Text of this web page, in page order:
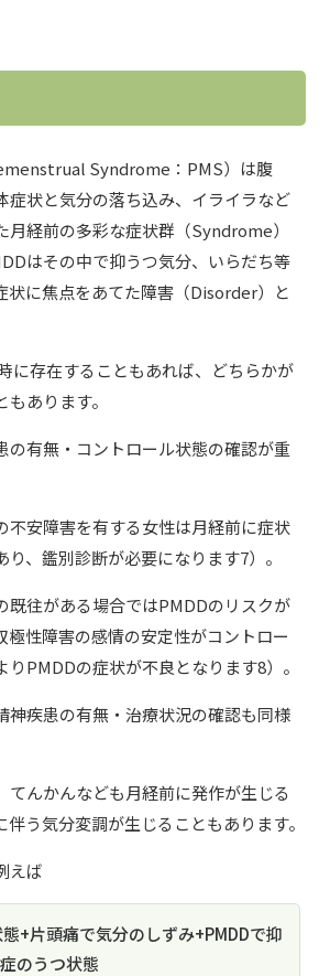
Syndrome：PMS）は腹
症状と気分の落ち込み、イライラなど
月経前の多彩な症状群（Syndrome）
はその中で抑うつ気分、いらだち等
状に焦点をあてた障害（Disorder）と
に存在することもあれば、どちらかが
あります。
の有無・コントロール状態の確認が重
不安障害を有する女性は月経前に症状
、鑑別診断が必要になります7）。
既往がある場合ではPMDDのリスクが
極性障害の感情の安定性がコントロー
りPMDDの症状が不良となります8）。
神疾患の有無・治療状況の確認も同様
てんかんなども月経前に発作が生じる
伴う気分変調が生じることもあります。
えば
+片頭痛で気分のしずみ+PMDDで抑
のうつ状態